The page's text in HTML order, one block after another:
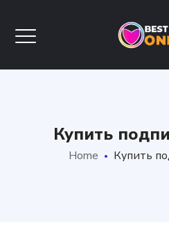
Купить
Home Купить